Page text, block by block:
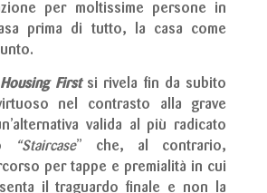
per moltissime persone in
prima di tutto, la casa come
Housing First si rivela fin da subito
nel contrasto alla grave
valida al più radicato
“Staircase” che, al contrario,
per tappe e premialità in cui
il traguardo finale e non la